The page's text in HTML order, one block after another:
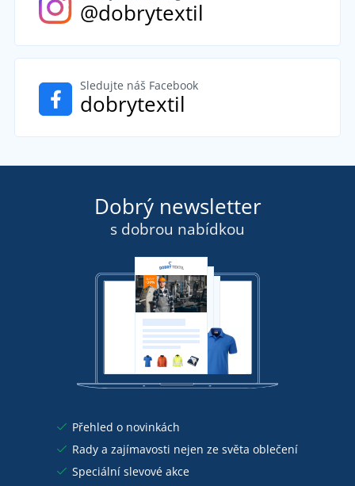
@dobrytextil
Sledujte náš Facebook
dobrytextil
Dobrý newsletter
s dobrou nabídkou
Přehled o novinkách
Rady a zajímavosti nejen ze světa oblečení
Speciální slevové akce